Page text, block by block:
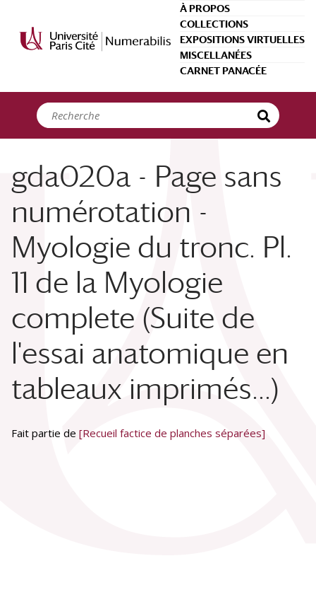
À PROPOS
COLLECTIONS
EXPOSITIONS VIRTUELLES
MISCELLANÉES
CARNET PANACÉE
gda020a - Page sans
numérotation -
Myologie du tronc. Pl.
11 de la Myologie
complete (Suite de
l'essai anatomique en
tableaux imprimés...)
Fait partie de [Recueil factice de planches séparées]